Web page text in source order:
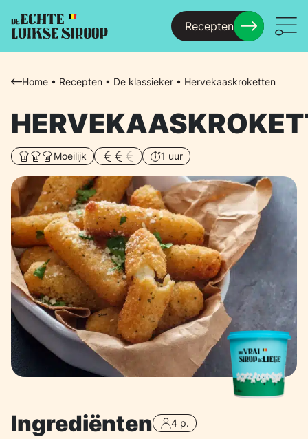
Recepten
Home • Recepten • De klassieker • Hervekaaskroketten
Moeilijk 1 uur
Ingrediënten 4 p.